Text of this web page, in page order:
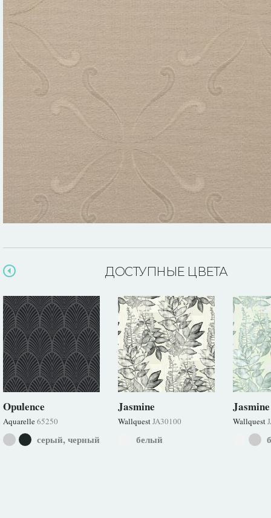
ДОСТУПНЫЕ ЦВЕТА
Opulence
Aquarelle65250
серый, черный
Jasmine
WallquestJA30100
белый
Jasmine
Wallquest